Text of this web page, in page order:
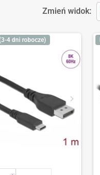
Zmień widok:
4 dni robocze)